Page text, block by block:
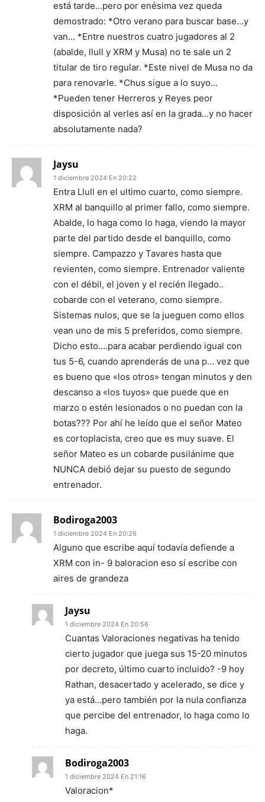
está tarde…pero por enésima vez queda
demostrado: *Otro verano para buscar base…y
van… *Entre nuestros cuatro jugadores al 2
(abalde, llull y XRM y Musa) no te sale un 2
titular de tiro regular. *Este nivel de Musa no da
para renovarle. *Chus sigue a lo suyo…
*Pueden tener Herreros y Reyes peor
disposición al verles así en la grada…y no hacer
absolutamente nada?
Jaysu
1 diciembre 2024 En 20:22
Entra Llull en el ultimo cuarto, como siempre.
XRM al banquillo al primer fallo, como siempre.
Abalde, lo haga como lo haga, viendo la mayor
parte del partido desde el banquillo, como
siempre. Campazzo y Tavares hasta que
revienten, como siempre. Entrenador valiente
con el débil, el joven y el recién llegado..
cobarde con el veterano, como siempre.
Sistemas nulos, que se la jueguen como ellos
vean uno de mis 5 preferidos, como siempre.
Dicho esto….para acabar perdiendo igual con
tus 5-6, cuando aprenderás de una p… vez que
es bueno que «los otros» tengan minutos y den
descanso a «los tuyos» que puede que en
marzo o estén lesionados o no puedan con la
botas??? Por ahí he leído que el señor Mateo
es cortoplacista, creo que es muy suave. El
señor Mateo es un cobarde pusilánime que
NUNCA debió dejar su puesto de segundo
entrenador.
Bodiroga2003
1 diciembre 2024 En 20:26
Alguno que escribe aquí todavía defiende a
XRM con in- 9 baloracion eso sí escribe con
aires de grandeza
Jaysu
1 diciembre 2024 En 20:56
Cuantas Valoraciones negativas ha tenido
cierto jugador que juega sus 15-20 minutos
por decreto, último cuarto incluido? -9 hoy
Rathan, desacertado y acelerado, se dice y
ya está…pero también por la nula confianza
que percibe del entrenador, lo haga como lo
haga.
Bodiroga2003
1 diciembre 2024 En 21:16
Valoracion*